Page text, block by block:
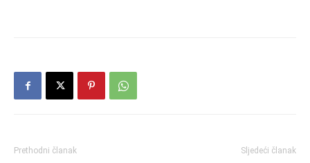
Prethodni članak Sljedeći članak